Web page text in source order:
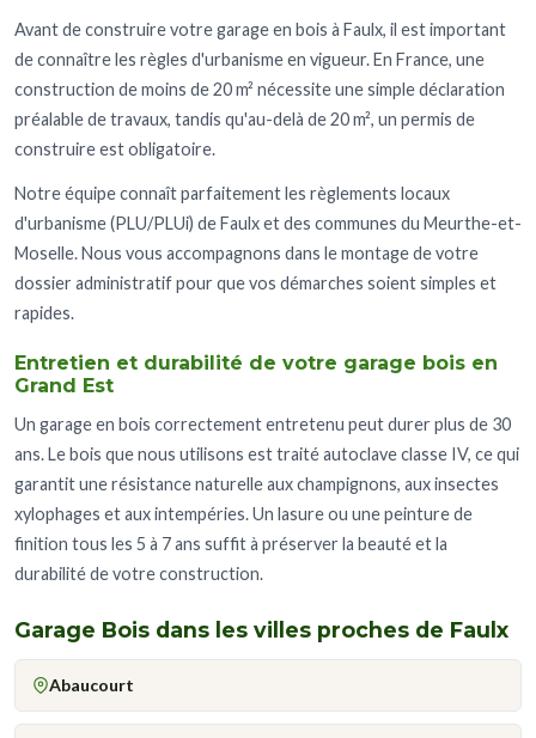
Avant de construire votre garage en bois à Faulx, il est important
de connaître les règles d'urbanisme en vigueur. En France, une
construction de moins de 20 m² nécessite une simple déclaration
préalable de travaux, tandis qu'au-delà de 20 m², un permis de
construire est obligatoire.
Notre équipe connaît parfaitement les règlements locaux
d'urbanisme (PLU/PLUi) de Faulx et des communes du Meurthe-et-
Moselle. Nous vous accompagnons dans le montage de votre
dossier administratif pour que vos démarches soient simples et
rapides.
Entretien et durabilité de votre garage bois en
Grand Est
Un garage en bois correctement entretenu peut durer plus de 30
ans. Le bois que nous utilisons est traité autoclave classe IV, ce qui
garantit une résistance naturelle aux champignons, aux insectes
xylophages et aux intempéries. Un lasure ou une peinture de
finition tous les 5 à 7 ans suffit à préserver la beauté et la
durabilité de votre construction.
Garage Bois dans les villes proches de Faulx
Abaucourt